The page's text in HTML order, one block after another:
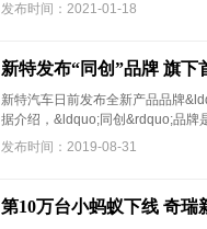
发布时间：2021-01-18
新特发布“同创”品牌 旗
新特汽车日前发布全新产品品牌
据介绍，&ldquo;同创&rdquo;品牌
发布时间：2019-08-31
第10万台小蚂蚁下线 奇瑞